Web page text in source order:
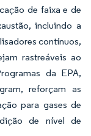
de faixa e de
incluindo a
contínuos,
rastreáveis ao
da EPA,
reforçam as
para gases de
de nível de